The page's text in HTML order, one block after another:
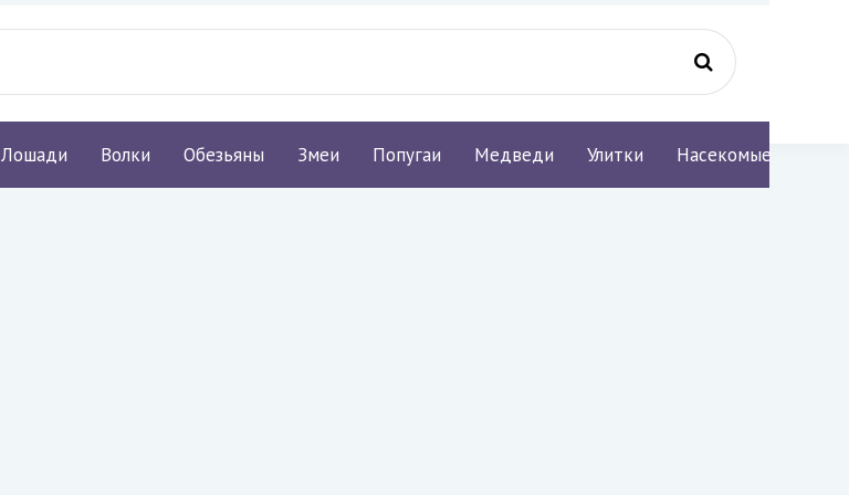
Лошади Волки Обезьяны Змеи Попугаи Медведи Улитки Насекомые